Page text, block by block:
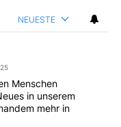
NEUESTE
Menschen
in unserem
mehr in